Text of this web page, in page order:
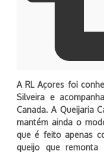
A RL Açores foi
Silveira e
Canada. A Queijaria
mantém ainda o
que é feito apenas
queijo que